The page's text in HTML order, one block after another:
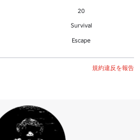
20
Survival
Escape
規約違反を報告